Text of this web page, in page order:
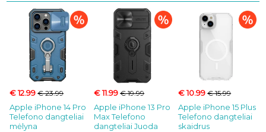
€ 12.99€ 23.99
Apple iPhone 14 Pro
Telefono dangteliai
mėlyna
€ 11.99€ 19.99
Apple iPhone 13 Pro
Max Telefono
dangteliai Juoda
€ 10.99€ 15.99
Apple iPhone 15 Plus
Telefono dangteliai
skaidrus